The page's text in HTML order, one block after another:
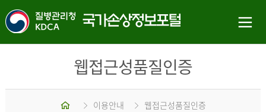
웹접근성품질인증
홈 이용안내 웹접근성품질인증